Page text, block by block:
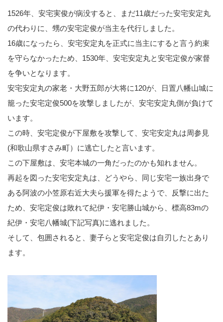
1526年、安宅実俊が病没すると、まだ11歳だった安宅安定丸
の代わりに、甥の安宅定俊が当主を代行しました。
16歳になったら、安宅安定丸を正式に当主にすると言う約束
を守らなかったため、1530年、安宅安定丸と安宅定俊が家督
を争いとなります。
安宅安定丸の家老・大野五郎が大将に120が、日置八幡山城に
籠った安宅定俊500を攻撃しましたが、安宅安定丸側が負けて
います。
この時、安宅定俊が下屋敷を攻撃して、安宅安定丸は周参見
(和歌山県すさみ町）に逃亡したと言います。
この下屋敷は、安宅本城の一角だったのかも知れません。
再起を図った安宅安定丸は、どうやら、同じ安宅一族出身で
ある阿波の小笠原右近大夫ら援軍を得たようで、反撃に出た
ため、安宅定俊は敗れて紀伊・安宅勝山城から、標高83mの
紀伊・安宅八幡城(下記写真)に逃れました。
そして、包囲されると、妻子らと安宅定俊は自刃したとあり
ます。